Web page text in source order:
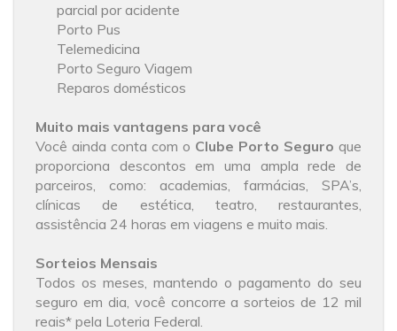
parcial por acidente
Porto Pus
Telemedicina
Porto Seguro Viagem
Reparos domésticos
Muito mais vantagens para você
Você ainda conta com o Clube Porto Seguro que
proporciona descontos em uma ampla rede de
parceiros, como: academias, farmácias, SPA’s,
clínicas de estética, teatro, restaurantes,
assistência 24 horas em viagens e muito mais.
Sorteios Mensais
Todos os meses, mantendo o pagamento do seu
seguro em dia, você concorre a sorteios de 12 mil
reais* pela Loteria Federal.